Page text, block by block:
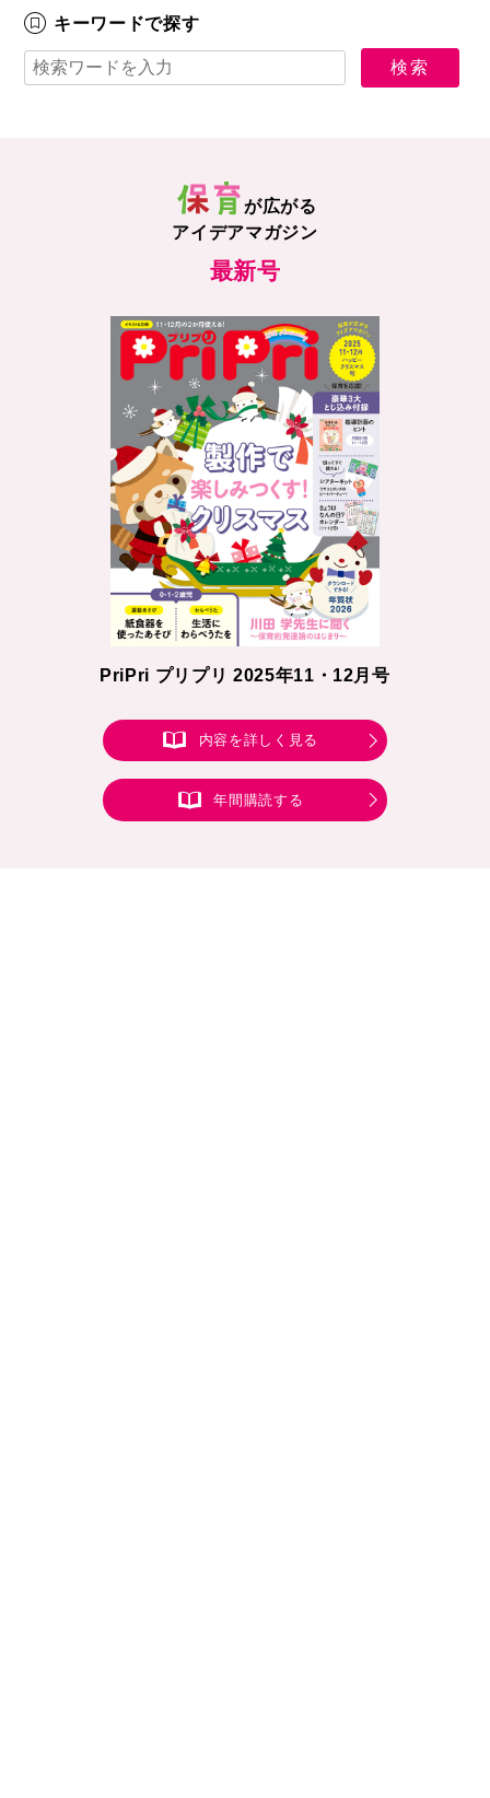
キーワードで探す
が広がる
アイデアマガジン
最新号
PriPri プリプリ 2025年11・12月号
内容を詳しく見る
年間購読する